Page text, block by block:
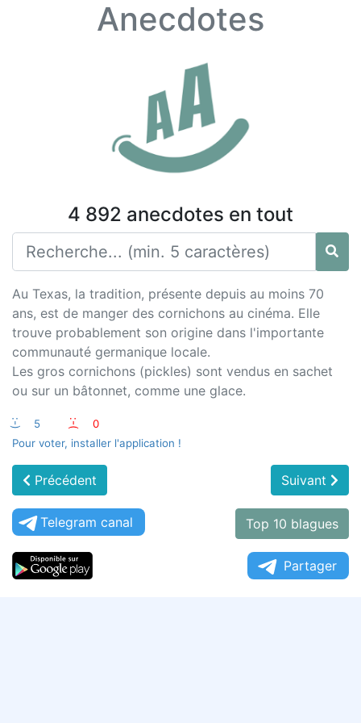
Anecdotes
4 892 anecdotes en tout
Au Texas, la tradition, présente depuis au moins 70
ans, est de manger des cornichons au cinéma. Elle
trouve probablement son origine dans l'importante
communauté germanique locale.
Les gros cornichons (pickles) sont vendus en sachet
ou sur un bâtonnet, comme une glace.
:-) 5 :-(
0
Pour voter, installer l'application !
Précédent Suivant
Telegram canal Top 10 blagues
Partager